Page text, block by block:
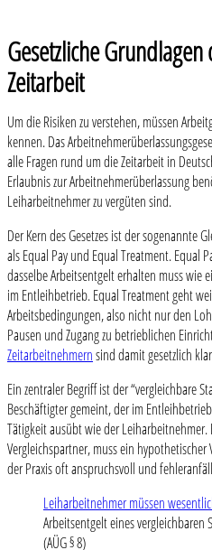
Gesetzliche
Zeitarbeit
Um die Risiken zu verstehen, müssen
kennen. Das
alle Fragen rund um die Zeitarbeit in
Erlaubnis zur Arbeitnehmerüberlassung
Leiharbeitnehmer zu vergüten sind.
Der Kern des Gesetzes ist der sogenannte
als Equal Pay und Equal Treatment. Equal
dasselbe Arbeitsentgelt erhalten muss wie
im Entleihbetrieb. Equal Treatment geht
Arbeitsbedingungen, also nicht nur den
Pausen und Zugang zu betrieblichen
Zeitarbeitnehmernsind damit gesetzlich
Ein zentraler Begriff ist der “vergleichbare
Beschäftigter gemeint, der im
Tätigkeit ausübt wie der
Vergleichspartner, muss ein
der Praxis oft anspruchsvoll und
Leiharbeitnehmer müssen
Arbeitsentgelt eines
(AÜG § 8)